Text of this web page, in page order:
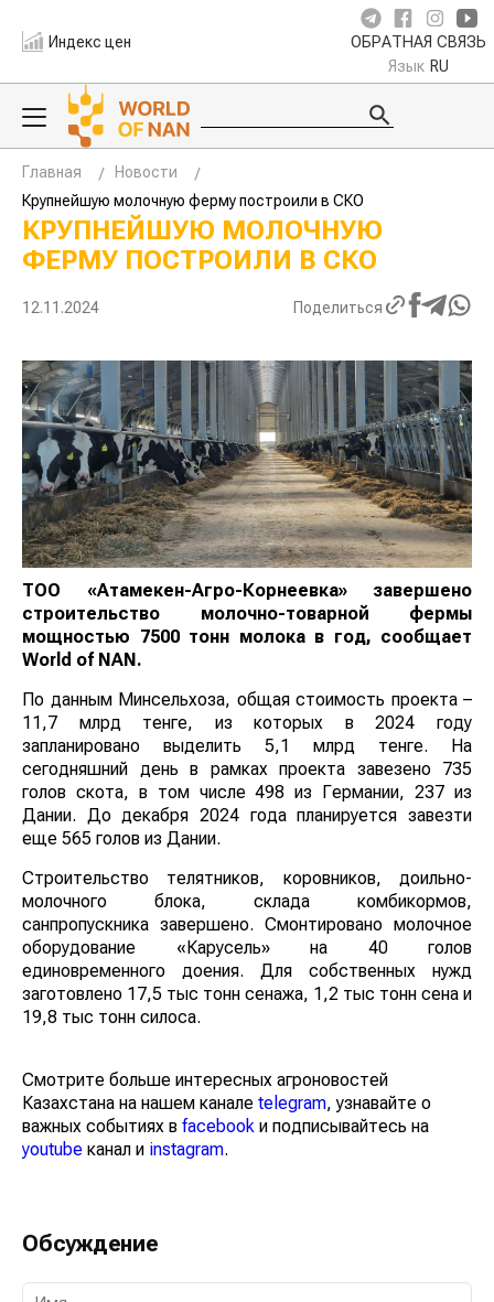
Индекс цен ОБРАТНАЯ СВЯЗЬ
Язык RU
Главная
Новости
Крупнейшую молочную ферму построили в СКО
КРУПНЕЙШУЮ МОЛОЧНУЮ
ФЕРМУ ПОСТРОИЛИ В СКО
12.11.2024 Поделиться
ТОО «Атамекен-Агро-Корнеевка» завершено
строительство молочно-товарной фермы
мощностью 7500 тонн молока в год, сообщает
World of NAN .
По данным Минсельхоза, общая стоимость проекта –
11,7 млрд тенге, из которых в 2024 году
запланировано выделить 5,1 млрд тенге. На
сегодняшний день в рамках проекта завезено 735
голов скота, в том числе 498 из Германии, 237 из
Дании. До декабря 2024 года планируется завезти
еще 565 голов из Дании.
Строительство телятников, коровников, доильно-
молочного блока, склада комбикормов,
санпропускника завершено. Смонтировано молочное
оборудование «Карусель» на 40 голов
единовременного доения. Для собственных нужд
заготовлено 17,5 тыс тонн сенажа, 1,2 тыс тонн сена и
19,8 тыс тонн силоса.
Смотрите больше интересных агроновостей
Казахстана на нашем каналеtelegram , узнавайте о
важных событиях вfacebook и подписывайтесь на
youtube канал иinstagram
Обсуждение